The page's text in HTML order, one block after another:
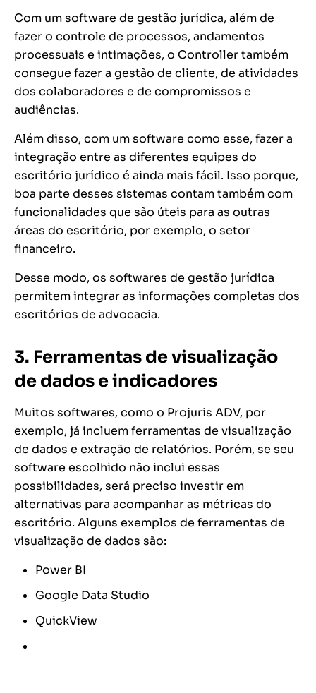
Com um software de gestão jurídica, além de
fazer o controle de processos, andamentos
processuais e intimações, o Controller também
consegue fazer a gestão de cliente, de atividades
dos colaboradores e de compromissos e
audiências.
Além disso, com um software como esse, fazer a
integração entre as diferentes equipes do
escritório jurídico é ainda mais fácil. Isso porque,
boa parte desses sistemas contam também com
funcionalidades que são úteis para as outras
áreas do escritório, por exemplo, o setor
financeiro.
Desse modo, os softwares de gestão jurídica
permitem integrar as informações completas dos
escritórios de advocacia.
3. Ferramentas de visualização
de dados e indicadores
Muitos softwares, como o Projuris ADV, por
exemplo, já incluem ferramentas de visualização
de dados e extração de relatórios. Porém, se seu
software escolhido não inclui essas
possibilidades, será preciso investir em
alternativas para acompanhar as métricas do
escritório. Alguns exemplos de ferramentas de
visualização de dados são:
Power BI
Google Data Studio
QuickView